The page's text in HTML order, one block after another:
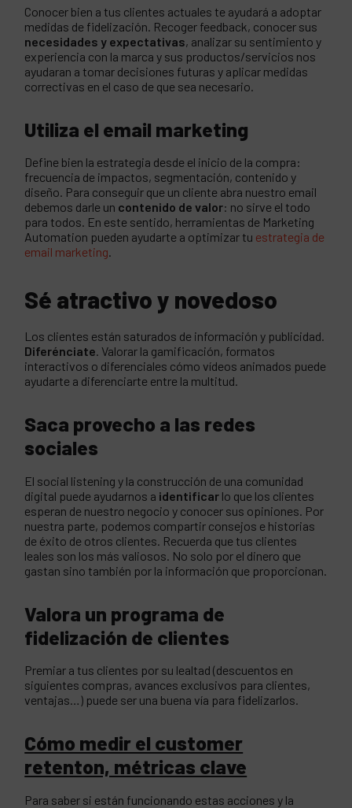
Conocer bien a tus clientes actuales te ayudará a adoptar
medidas de fidelización. Recoger feedback, conocer sus
necesidades y expectativas, analizar su sentimiento y
experiencia con la marca y sus productos/servicios nos
ayudaran a tomar decisiones futuras y aplicar medidas
correctivas en el caso de que sea necesario.
Utiliza el email marketing
Define bien la estrategia desde el inicio de la compra:
frecuencia de impactos, segmentación, contenido y
diseño. Para conseguir que un cliente abra nuestro email
debemos darle un contenido de valor: no sirve el todo
para todos. En este sentido, herramientas de Marketing
Automation pueden ayudarte a optimizar tu estrategia de
email marketing.
Sé atractivo y novedoso
Los clientes están saturados de información y publicidad.
Diferénciate. Valorar la gamificación, formatos
interactivos o diferenciales cómo vídeos animados puede
ayudarte a diferenciarte entre la multitud.
Saca provecho a las redes
sociales
El social listening y la construcción de una comunidad
digital puede ayudarnos a identificar lo que los clientes
esperan de nuestro negocio y conocer sus opiniones. Por
nuestra parte, podemos compartir consejos e historias
de éxito de otros clientes. Recuerda que tus clientes
leales son los más valiosos. No solo por el dinero que
gastan sino también por la información que proporcionan.
Valora un programa de
fidelización de clientes
Premiar a tus clientes por su lealtad (descuentos en
siguientes compras, avances exclusivos para clientes,
ventajas…) puede ser una buena vía para fidelizarlos.
Cómo medir el customer
retenton, métricas clave
Para saber si están funcionando estas acciones y la